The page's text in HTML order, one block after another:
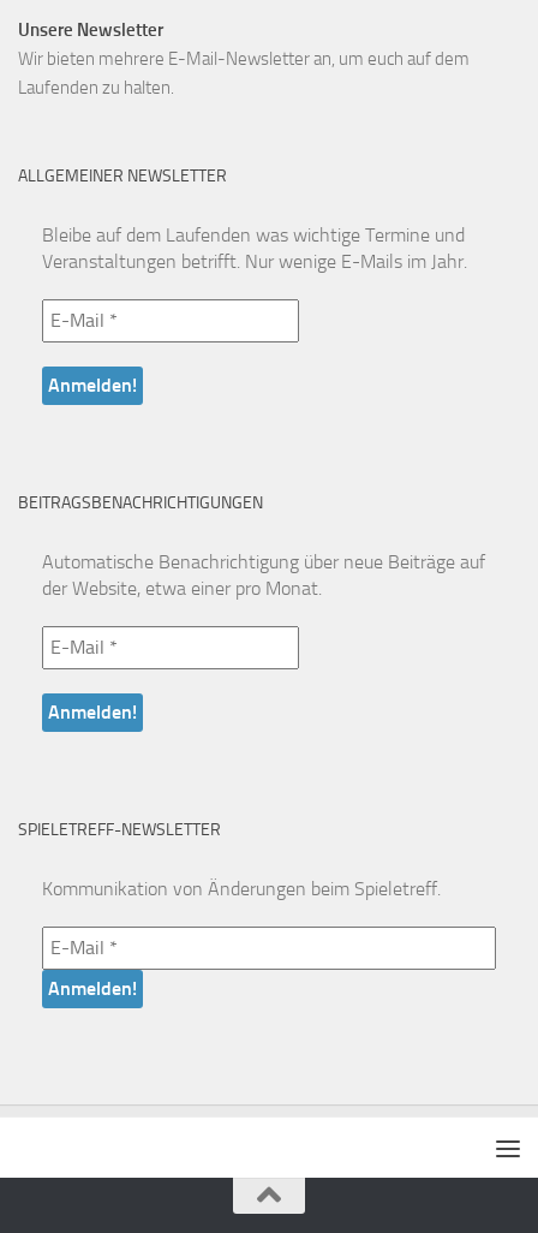
Unsere Newsletter
Wir bieten mehrere E-Mail-Newsletter an, um euch auf dem
Laufenden zu halten.
ALLGEMEINER NEWSLETTER
Bleibe auf dem Laufenden was wichtige Termine und
Veranstaltungen betrifft. Nur wenige E-Mails im Jahr.
BEITRAGSBENACHRICHTIGUNGEN
Automatische Benachrichtigung über neue Beiträge auf
der Website, etwa einer pro Monat.
SPIELETREFF-NEWSLETTER
Kommunikation von Änderungen beim Spieletreff.